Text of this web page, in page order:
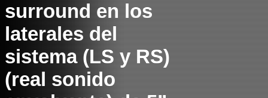
surround en los
laterales del
sistema (LS y RS)
(real sonido